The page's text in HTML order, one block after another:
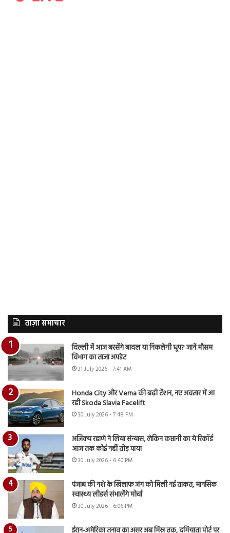
ताज़ा समाचार
दिल्ली में आज बरसेंगे बादल या निकलेगी धूप? जानें मौसम
विभाग का ताजा अपडेट
31 July 2026 - 7:41 AM
Honda City और Verna की बढ़ी टेंशन, नए अवतार में आ
रही Skoda Slavia Facelift
30 July 2026 - 7:48 PM
अजिंक्य रहाणे ने लिया संन्यास, लेकिन कप्तानी का ये रिकॉर्ड
आज तक कोई नहीं तोड़ पाया
30 July 2026 - 6:40 PM
पंजाब की नशे के खिलाफ जंग को मिली नई ताकत, मानसिक
स्वास्थ्य लीडर्स संभालेंगे मोर्चा
30 July 2026 - 6:06 PM